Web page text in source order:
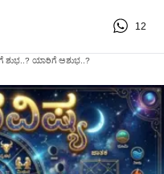
12
ಶುಭ..? ಯಾರಿಗೆ ಅಶುಭ..?